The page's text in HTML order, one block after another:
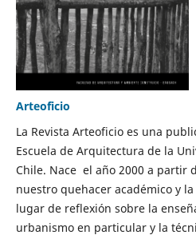
Arteoficio
La Revista Arteoficio es una
Escuela de Arquitectura de la
Chile. Nace el año 2000 a partir
nuestro quehacer académico y
lugar de reflexión sobre la
urbanismo en particular y la